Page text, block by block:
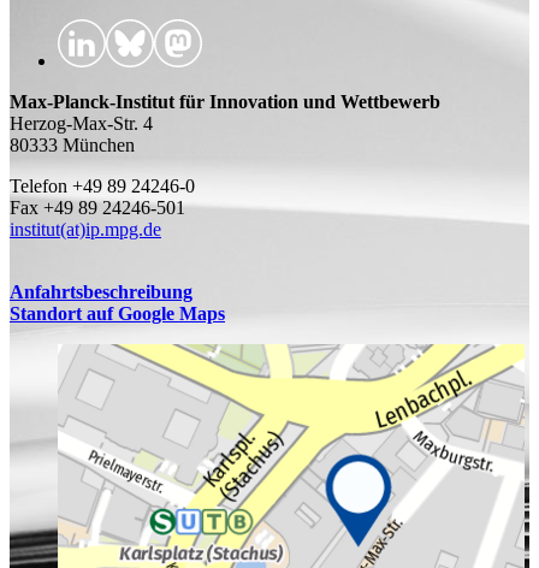
Max-Planck-Institut für Innovation und Wettbewerb
Herzog-Max-Str. 4
80333 München
Telefon +49 89 24246-0
Fax +49 89 24246-501
institut(at)ip.mpg.de
Anfahrtsbeschreibung
Standort auf Google Maps